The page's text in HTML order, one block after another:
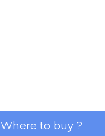
Where to buy ?